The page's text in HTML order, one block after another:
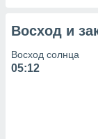
Восход и
Восход солнца
05:12